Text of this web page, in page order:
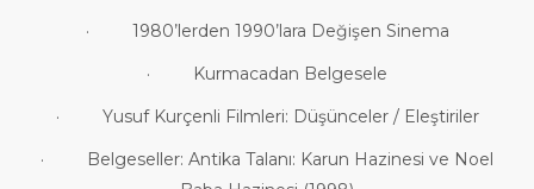
· 1980’lerden 1990’lara Değişen Sinema
· Kurmacadan Belgesele
· Yusuf Kurçenli Filmleri: Düşünceler / Eleştiriler
· Belgeseller: Antika Talanı: Karun Hazinesi ve Noel